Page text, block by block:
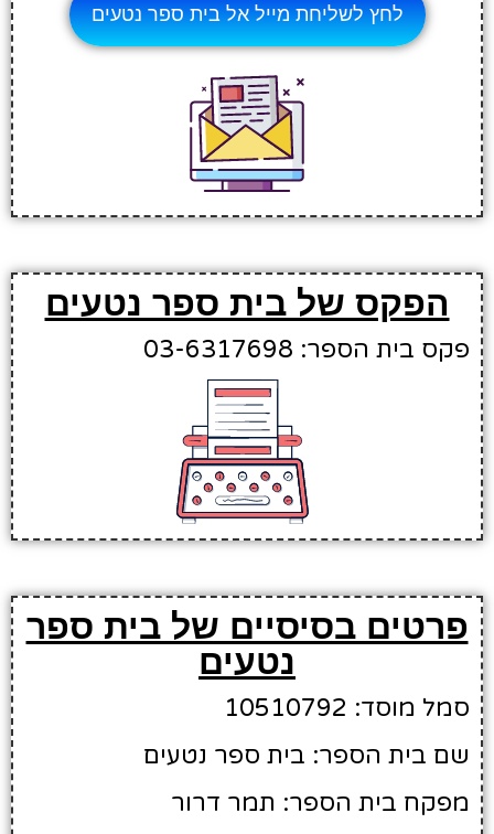
לחץ לשליחת מייל אל בית ספר נטעים
הפקס של בית ספר נטעים
פקס בית הספר: 03-6317698
פרטים בסיסיים של בית ספר
נטעים
סמל מוסד: 10510792
שם בית הספר: בית ספר נטעים
מפקח בית הספר: תמר דרור